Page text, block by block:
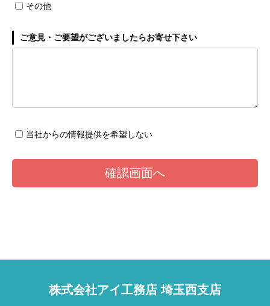
その他
ご意見・ご要望がございましたらお寄せ下さい
当社からの情報提供を希望しない
株式会社アイ工務店 埼玉西支店